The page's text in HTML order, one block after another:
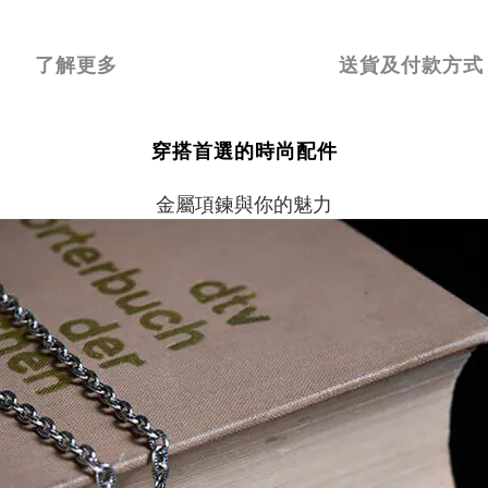
了解更多 送貨及付款方式
穿搭首選的時尚配件
金屬項鍊與你的魅力